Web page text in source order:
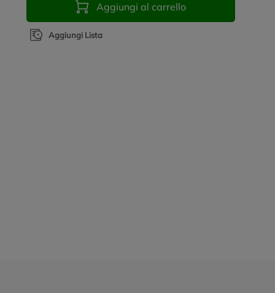
Aggiungi al carrello
Aggiungi Lista